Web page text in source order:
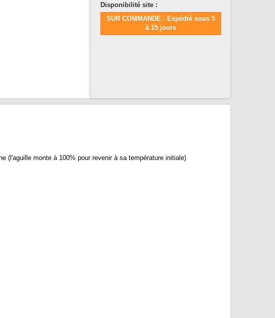
Disponibilité site :
SUR COMMANDE - Expédié sous 5
à 15 jours
(l'aguille monte à 100% pour revenir à sa température initiale)